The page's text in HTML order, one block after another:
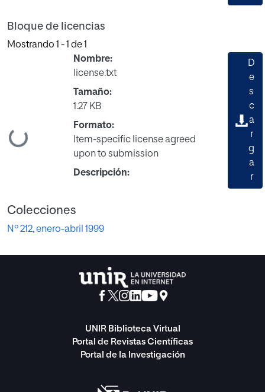
Bloque de licencias
Mostrando 1 - 1 de 1
Cargando...
Nombre:
license.txt
Tamaño:
1.27 KB
Formato:
Item-specific license agreed
upon to submission
Descripción:
D
e
s
c
a
r
g
a
r
Colecciones
Nº 212, enero-abril 1999
UNIR Biblioteca Virtual
Portal de Revistas Científicas
Portal de la Investigación